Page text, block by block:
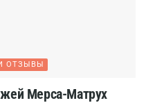
ОТЗЫВЫ
Мерса-Матрух